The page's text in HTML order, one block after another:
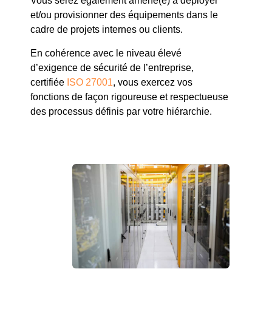
et/ou provisionner des équipements dans le
cadre de projets internes ou clients.
En cohérence avec le niveau élevé
d’exigence de sécurité de l’entreprise,
certifiée ISO 27001, vous exercez vos
fonctions de façon rigoureuse et respectueuse
des processus définis par votre hiérarchie.